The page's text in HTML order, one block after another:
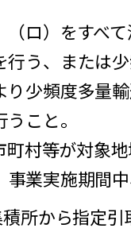
ロ）をすべ
行う、または
り少頻度多量
こと。
村等が対象地
事業実施期間
所から指定引